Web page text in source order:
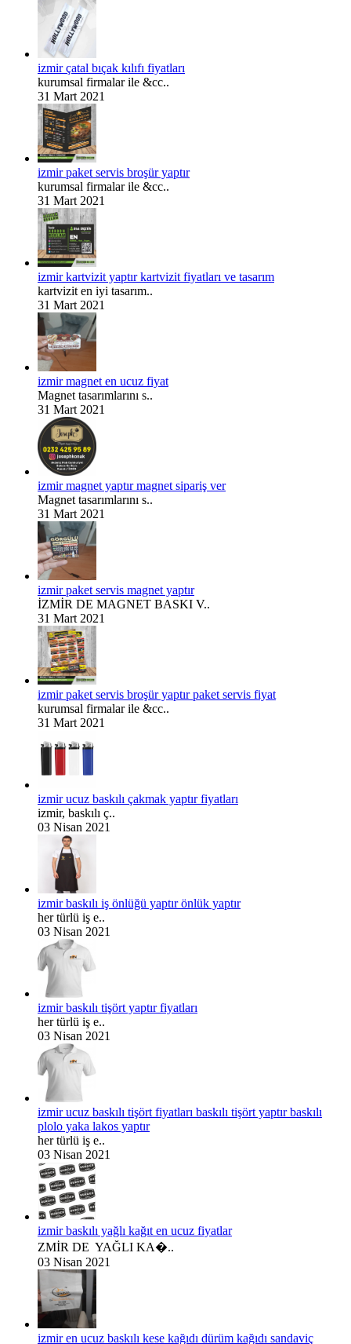
izmir çatal bıçak kılıfı fiyatları
kurumsal firmalar ile &cc..
31 Mart 2021
izmir paket servis broşür yaptır
kurumsal firmalar ile &cc..
31 Mart 2021
izmir kartvizit yaptır kartvizit fiyatları ve tasarım
kartvizit en iyi tasarım..
31 Mart 2021
izmir magnet en ucuz fiyat
Magnet tasarımlarını s..
31 Mart 2021
izmir magnet yaptır magnet sipariş ver
Magnet tasarımlarını s..
31 Mart 2021
izmir paket servis magnet yaptır
İZMİR DE MAGNET BASKI V..
31 Mart 2021
izmir paket servis broşür yaptır paket servis fiyat
kurumsal firmalar ile &cc..
31 Mart 2021
izmir ucuz baskılı çakmak yaptır fiyatları
izmir, baskılı ç..
03 Nisan 2021
izmir baskılı iş önlüğü yaptır önlük yaptır
her türlü iş e..
03 Nisan 2021
izmir baskılı tişört yaptır fiyatları
her türlü iş e..
03 Nisan 2021
izmir ucuz baskılı tişört fiyatları baskılı tişört yaptır baskılı
plolo yaka lakos yaptır
her türlü iş e..
03 Nisan 2021
izmir baskılı yağlı kağıt en ucuz fiyatlar
ZMİR DE YAĞLI KA�..
03 Nisan 2021
izmir en ucuz baskılı kese kağıdı dürüm kağıdı sandaviç